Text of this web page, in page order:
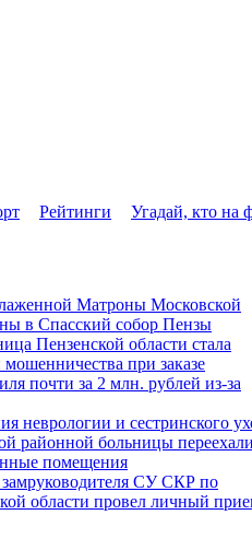
Рейтинги Угадай, кто на
Матроны Московской
в Спасский собор Пензы
Пензенской области стала
при заказе
почти за 2 млн. рублей из-за
неврологии и сестринского
районной больницы
помещения
СУ СКР по
области провел личный